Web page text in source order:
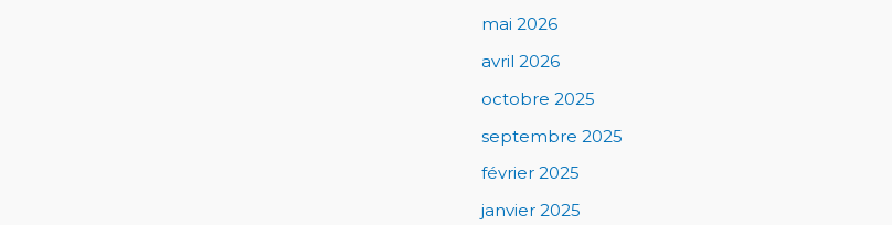
mai 2026
avril 2026
octobre 2025
septembre 2025
février 2025
janvier 2025